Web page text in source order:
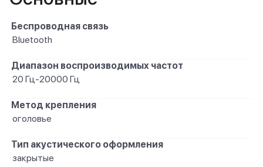
Беспроводная связь
Bluetooth
Диапазон воспроизводимых частот
20 Гц-20000 Гц
Метод крепления
оголовье
Тип акустического оформления
закрытые